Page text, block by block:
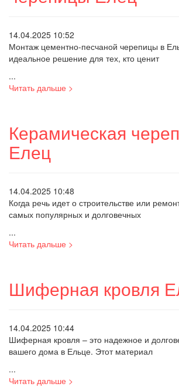
14.04.2025 10:52
Монтаж цементно-песчаной черепицы в
идеальное решение для тех, кто ценит
...
Читать дальше >
Керамическая
Елец
14.04.2025 10:48
Когда речь идет о строительстве или
самых популярных и долговечных
...
Читать дальше >
Шиферная кровля
14.04.2025 10:44
Шиферная кровля – это надежное и
вашего дома в Ельце. Этот материал
...
Читать дальше >